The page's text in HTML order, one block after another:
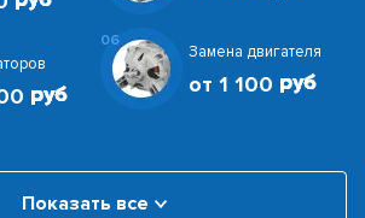
06
Замена двигателя
от 1 100
Показать все